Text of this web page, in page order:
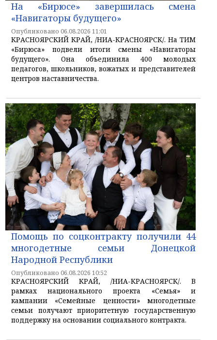
На «Бирюсе» завершилась смена
«Навигаторы будущего»
Опубликовано 06.08.2026 11:01
КРАСНОЯРСКИЙ КРАЙ, /НИА-КРАСНОЯРСК/. На ТИМ
«Бирюса» подвели итоги смены «Навигаторы
будущего». Она объединила 400 молодых
педагогов, школьников, вожатых и представителей
центров наставничества.
Помощь по соцконтракту получили 44
многодетные семьи Донецкой
Народной Республики
Опубликовано 06.08.2026 10:52
КРАСНОЯРСКИЙ КРАЙ, /НИА-КРАСНОЯРСК/. В
рамках национального проекта «Семья» и
кампании «Семейные ценности» многодетные
семьи получают приоритетную государственную
поддержку на основании социального контракта.